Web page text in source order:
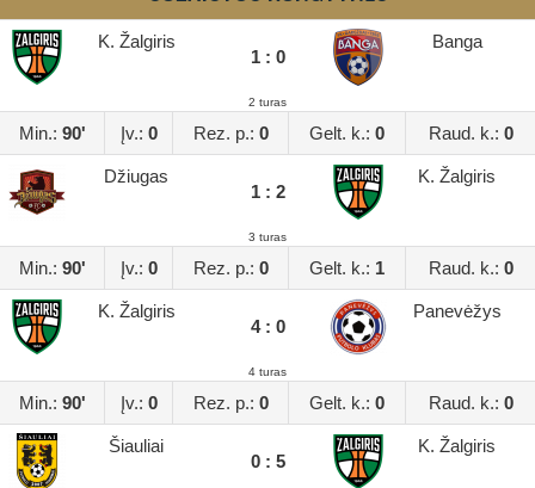
K. Žalgiris
1 : 0
Banga
2 turas
Min.: 90' Įv.: 0 Rez. p.: 0 Gelt. k.: 0 Raud. k.: 0
Džiugas
1 : 2
K. Žalgiris
3 turas
Min.: 90' Įv.: 0 Rez. p.: 0 Gelt. k.: 1 Raud. k.: 0
K. Žalgiris
4 : 0
Panevėžys
4 turas
Min.: 90' Įv.: 0 Rez. p.: 0 Gelt. k.: 0 Raud. k.: 0
Šiauliai
0 : 5
K. Žalgiris